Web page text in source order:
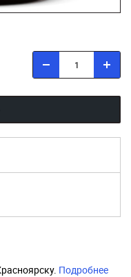
Подробнее